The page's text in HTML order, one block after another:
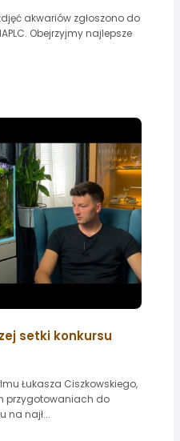
akwariów zgłoszono do
Obejrzyjmy najlepsze
setki konkursu
Łukasza Ciszkowskiego,
przygotowaniach do
na najł...